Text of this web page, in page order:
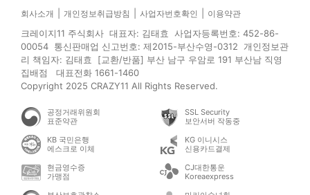
회사소개 개인정보취급방침 사업자번호확인 이용약관
크레이지11 주식회사 대표자: 김태효 사업자등록번호: 452-86-
00054 통신판매업 신고번호: 제2015-부산수영-0312 개인정보관
리 책임자: 김태효 [교환/반품] 부산 남구 우암로 191 부산남 직영
집배점 대표전화 1661-1460
Copyright 2025 CRAZY11 All Rights Reserved.
공정거래위원회
표준약관
SSL Security
보안서버 작동중
KB 국민은행
에스크로 이체
KG 이니시스
신용카드결제
현금영수증
가맹점
CJ대한통운
Koreaexpress